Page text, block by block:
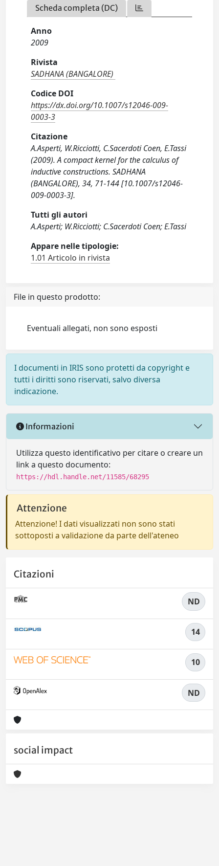
Scheda completa (DC)
Anno
2009
Rivista
SADHANA (BANGALORE)
Codice DOI
https://dx.doi.org/10.1007/s12046-009-
0003-3
Citazione
A.Asperti, W.Ricciotti, C.Sacerdoti Coen, E.Tassi
(2009). A compact kernel for the calculus of
inductive constructions. SADHANA
(BANGALORE), 34, 71-144 [10.1007/s12046-
009-0003-3].
Tutti gli autori
A.Asperti; W.Ricciotti; C.Sacerdoti Coen; E.Tassi
Appare nelle tipologie:
1.01 Articolo in rivista
File in questo prodotto:
Eventuali allegati, non sono esposti
I documenti in IRIS sono protetti da copyright e
tutti i diritti sono riservati, salvo diversa
indicazione.
Informazioni
Utilizza questo identificativo per citare o creare un
link a questo documento:
https://hdl.handle.net/11585/68295
Attenzione
Attenzione! I dati visualizzati non sono stati
sottoposti a validazione da parte dell'ateneo
Citazioni
ND
14
10
ND
social impact